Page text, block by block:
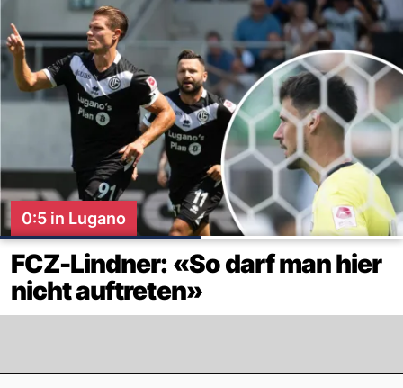
0:5 in Lugano
FCZ-Lindner: «So darf man hier
nicht auftreten»